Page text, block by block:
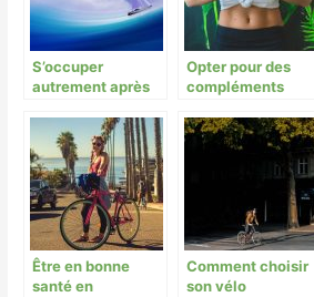
S’occuper
autrement après
Opter pour des
compléments
optimiser le
processus de
musculation.
Être en bonne
santé en
Comment choisir
son vélo